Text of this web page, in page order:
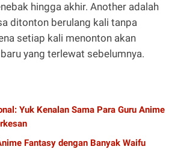
hingga akhir. Another adalah
ditonton berulang kali tanpa
setiap kali menonton akan
yang terlewat sebelumnya.
Yuk Kenalan Sama Para Guru Anime
Fantasy dengan Banyak Waifu